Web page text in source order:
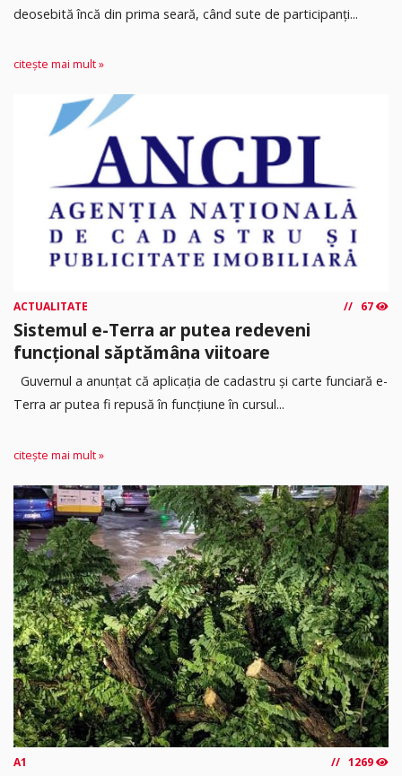
deosebită încă din prima seară, când sute de participanți...
citește mai mult »
ACTUALITATE 67
Sistemul e-Terra ar putea redeveni
funcțional săptămâna viitoare
Guvernul a anunțat că aplicația de cadastru și carte funciară e-
Terra ar putea fi repusă în funcțiune în cursul...
citește mai mult »
A1 1269